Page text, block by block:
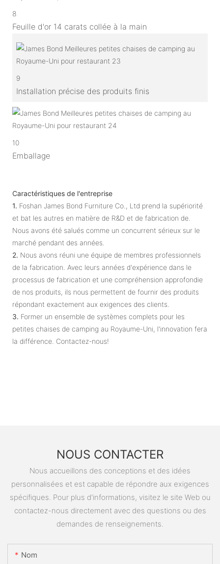
8
Feuille d'or 14 carats collée à la main
9
Installation précise des produits finis
10
Emballage
Caractéristiques de l'entreprise
1. Foshan James Bond Furniture Co., Ltd prend la supériorité
et bat les autres en matière de R&D et de fabrication de.
Nous avons été salués comme un concurrent sérieux sur le
marché pendant des années.
2. Nous avons réuni une équipe de membres professionnels
de la fabrication. Avec leurs années d'expérience dans le
processus de fabrication et une compréhension approfondie
de nos produits, ils nous permettent de fournir des produits
répondant exactement aux exigences des clients.
3. Former un ensemble de systèmes complets pour les
petites chaises de camping au Royaume-Uni, l'innovation fera
la différence. Contactez-nous!
NOUS CONTACTER
Nous accueillons des conceptions et des idées
personnalisées et est capable de répondre aux exigences
spécifiques. Pour plus d'informations, visitez le site Web ou
contactez-nous directement avec des questions ou des
demandes de renseignements.
Nom